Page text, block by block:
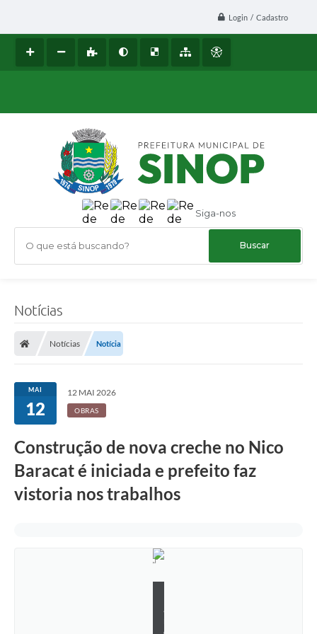
Login / Cadastro
Siga-nos
O que está buscando?
Notícias
Notícias Notícia
MAI
12
12 MAI 2026
OBRAS
Construção de nova creche no Nico
Baracat é iniciada e prefeito faz
vistoria nos trabalhos
a
o